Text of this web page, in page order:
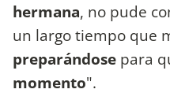
hermana, no pude
un largo tiempo que
preparándose para
momento".